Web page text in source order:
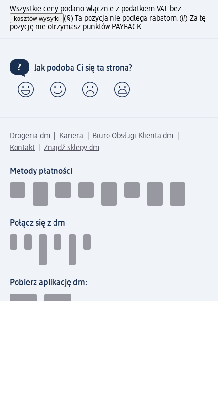
Wszystkie ceny podano włącznie z podatkiem VAT bez
kosztów wysyłki (§) Ta pozycja nie podlega rabatom.(#) Za tę
pozycję nie otrzymasz punktów PAYBACK.
Jak podoba Ci się ta strona?
Drogeria dm Kariera
Biuro Obsługi Klienta dm
Kontakt
Znajdź sklepy dm
Metody płatności
Połącz się z dm
Pobierz aplikację dm: